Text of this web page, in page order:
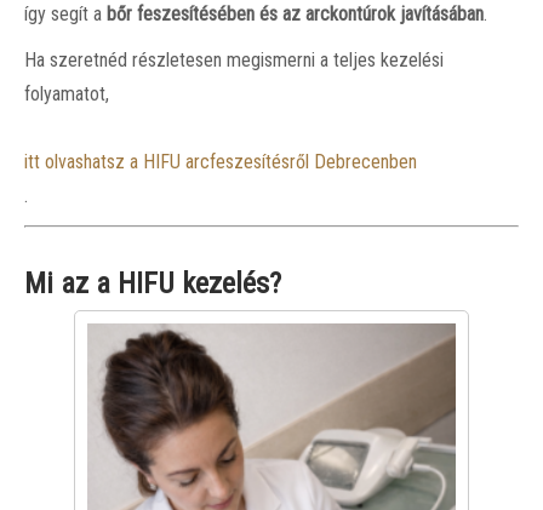
így segít a bőr feszesítésében és az arckontúrok javításában
Ha szeretnéd részletesen megismerni a teljes kezelési
folyamatot,
itt olvashatsz a HIFU arcfeszesítésről Debrecenben
Mi az a HIFU kezelés?